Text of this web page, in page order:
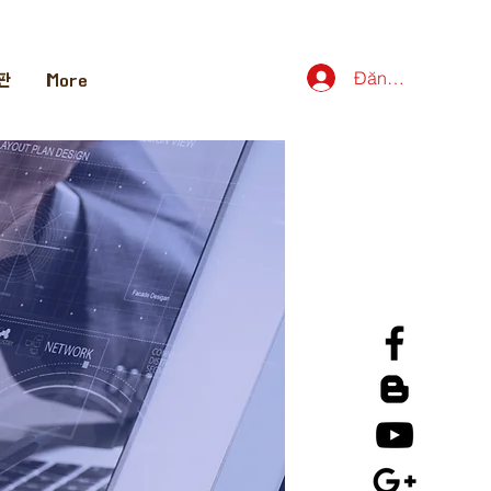
More Đăng nhập